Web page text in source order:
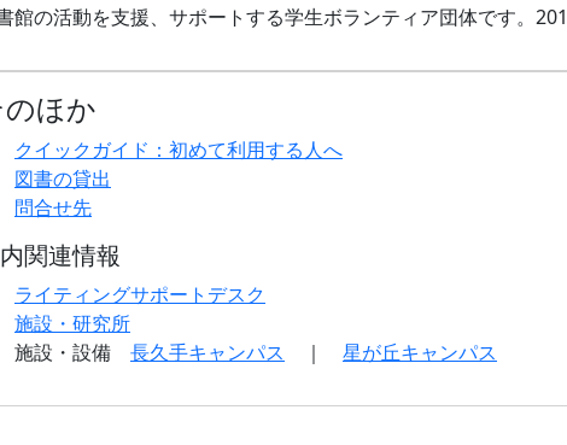
館の活動を支援、サポートする学生ボランティア団体です。
ほか
クイックガイド：初めて利用する人へ
図書の貸出
問合せ先
関連情報
ライティングサポートデスク
施設・研究所
施設・設備 長久手キャンパス ｜ 星が丘キャンパス